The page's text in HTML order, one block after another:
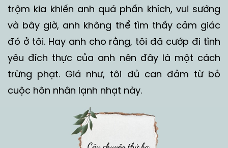
trộm kia khiến anh quá phấn khích, vui sướng
và bây giờ, anh không thể tìm thấy cảm giác
đó ở tôi. Hay anh cho rằng, tôi đã cướp đi tình
yêu đích thực của anh nên đây là một cách
trừng phạt. Giá như, tôi đủ can đảm từ bỏ
cuộc hôn nhân lạnh nhạt này.